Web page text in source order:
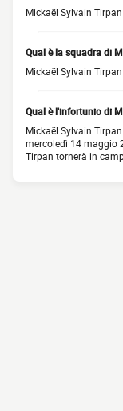
Mickaël Sylvain
Qual è la squadra di
Mickaël Sylvain
Qual è l'infortunio di
Mickaël Sylvain
mercoledì 14 maggio
Tirpan tornerà in